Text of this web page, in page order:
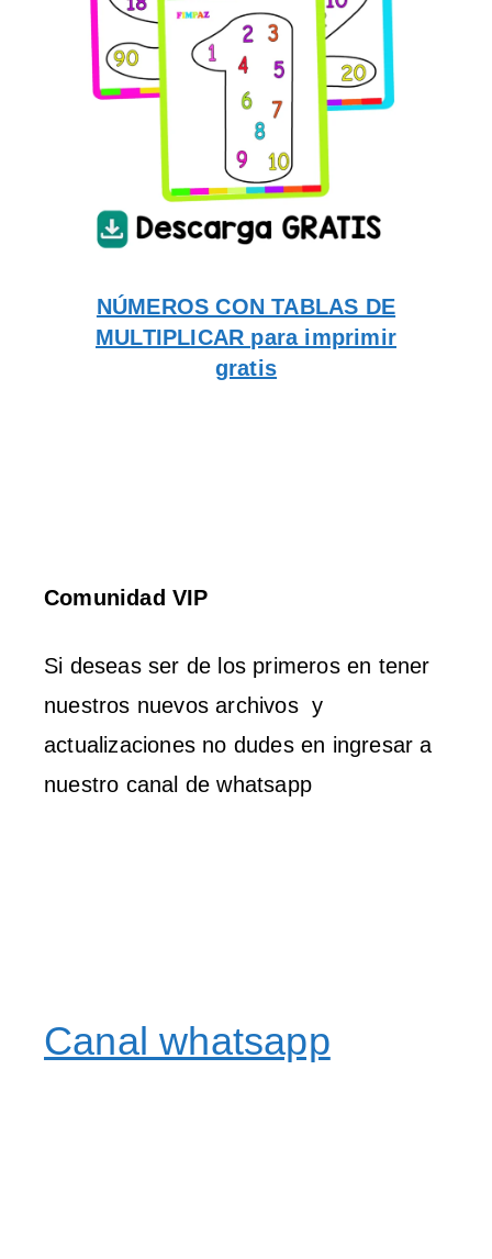
NÚMEROS CON TABLAS DE
MULTIPLICAR para imprimir
gratis
Comunidad VIP
Si deseas ser de los primeros en tener
nuestros nuevos archivos y
actualizaciones no dudes en ingresar a
nuestro canal de whatsapp
Canal whatsapp